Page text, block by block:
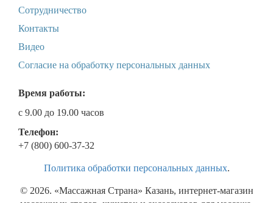
Сотрудничество
Контакты
Видео
Согласие на обработку персональных данных
Время работы:
с 9.00 до 19.00 часов
Телефон:
+7 (800) 600-37-32
Политика обработки персональных данных.
© 2026. «Массажная Страна» Казань, интернет-магазин